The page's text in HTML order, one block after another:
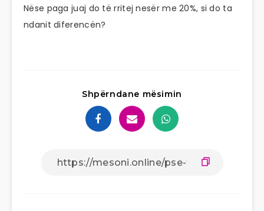
Nëse paga juaj do të rritej nesër me 20%, si do ta
ndanit diferencën?
Shpërndane mësimin